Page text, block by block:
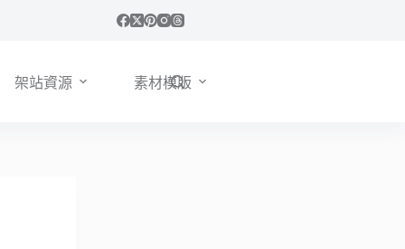
架站資源 素材模版